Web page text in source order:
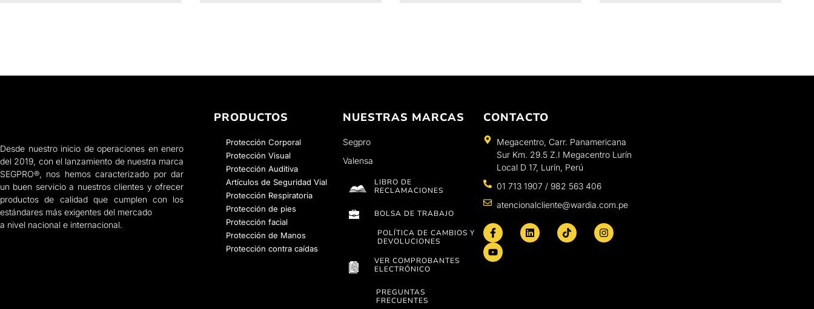
Desde nuestro inicio de operaciones en enero
del 2019, con el lanzamiento de nuestra marca
SEGPRO®, nos hemos caracterizado por dar
un buen servicio a nuestros clientes y ofrecer
productos de calidad que cumplen con los
estándares más exigentes del mercado
a nivel nacional e internacional.
PRODUCTOS
Protección Corporal
Protección Visual
Protección Auditiva
Artículos de Seguridad Vial
Protección Respiratoria
Protección de pies
Protección facial
Protección de Manos
Protección contra caídas
NUESTRAS MARCAS
Segpro
Valensa
LIBRO DE
RECLAMACIONES
BOLSA DE TRABAJO
POLÍTICA DE CAMBIOS Y
DEVOLUCIONES
VER COMPROBANTES
ELECTRÓNICO
PREGUNTAS
FRECUENTES
CONTACTO
Megacentro, Carr. Panamericana
Sur Km. 29.5 Z.I Megacentro Lurín
Local D 17, Lurín, Perú
01 713 1907 / 982 563 406
atencionalcliente@wardia.com.pe